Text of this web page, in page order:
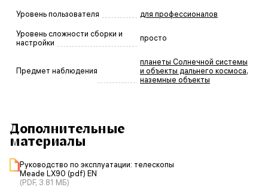
Уровень пользователя для профессионалов
Уровень сложности сборки и
настройки
просто
Предмет наблюдения
планеты Солнечной системы
и объекты дальнего космоса,
наземные объекты
Дополнительные
материалы
Руководство по эксплуатации: телескопы
Meade LX90 (pdf) EN
(PDF, 3.81 МБ)